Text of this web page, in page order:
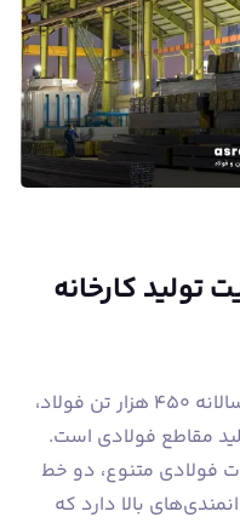
تولید کارخانه
کارخانه فولاد نستا با ظرفیت تولید سالانه ۴۵۰ هزار تن فولاد،
مقاطع فولادی است.
فولادی متنوع، دو خط
بالا دارد که